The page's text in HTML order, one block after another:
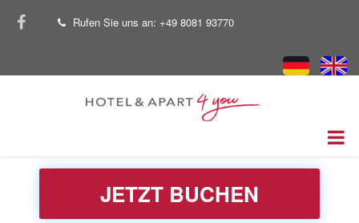
zum
facebook
telRufen Sie uns an: +49 8081 93770
JETZT BUCHEN